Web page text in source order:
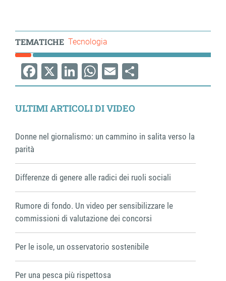
TEMATICHE Tecnologia
Facebook
X LinkedIn
WhatsApp
EmailShare
ULTIMI ARTICOLI DI VIDEO
Donne nel giornalismo: un cammino in salita verso la
parità
Differenze di genere alle radici dei ruoli sociali
Rumore di fondo. Un video per sensibilizzare le
commissioni di valutazione dei concorsi
Per le isole, un osservatorio sostenibile
Per una pesca più rispettosa